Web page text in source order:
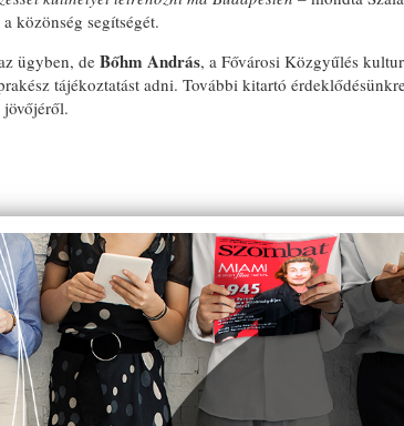
közönség segítségét.
ügyben, de Bőhm András, a Fővárosi Közgyűlés
tájékoztatást adni. További kitartó